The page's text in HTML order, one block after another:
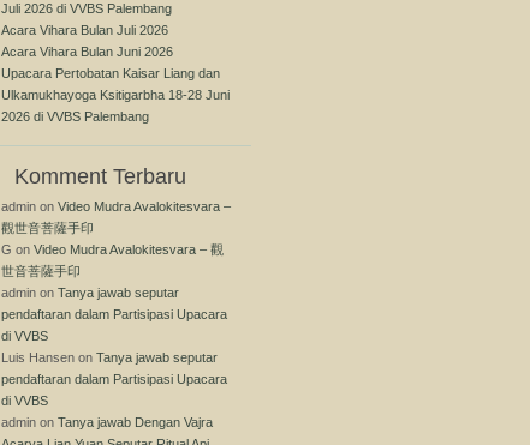
Juli 2026 di VVBS Palembang
Acara Vihara Bulan Juli 2026
Acara Vihara Bulan Juni 2026
Upacara Pertobatan Kaisar Liang dan
Ulkamukhayoga Ksitigarbha 18-28 Juni
2026 di VVBS Palembang
Komment Terbaru
admin on Video Mudra Avalokitesvara –
觀世音菩薩手印
G on Video Mudra Avalokitesvara – 觀
世音菩薩手印
admin on Tanya jawab seputar
pendaftaran dalam Partisipasi Upacara
di VVBS
Luis Hansen on Tanya jawab seputar
pendaftaran dalam Partisipasi Upacara
di VVBS
admin on Tanya jawab Dengan Vajra